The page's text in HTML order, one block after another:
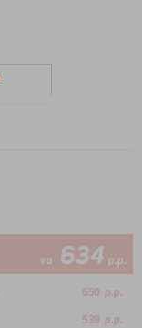
va 634 p.p.
650 p.p.
539 p.p.